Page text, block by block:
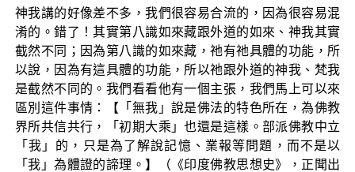
神我講的好像差不多，我們很容易合流的，因為很容易混
淆的。錯了！其實第八識如來藏跟外道的如來、神我其實
截然不同；因為第八識的如來藏，祂有祂具體的功能，所
以說，因為有這具體的功能，所以祂跟外道的神我、梵我
是截然不同的。我們看看他有一個主張，我們馬上可以來
區別這件事情：【「無我」說是佛法的特色所在，為佛教
界所共信共行，「初期大乘」也還是這樣。部派佛教中立
「我」的，只是為了解說記憶、業報等問題，而不是以
「我」為體證的諦理。】（《印度佛教思想史》，正聞出